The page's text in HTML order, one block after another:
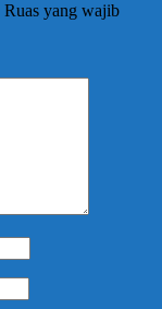
Ruas yang wajib